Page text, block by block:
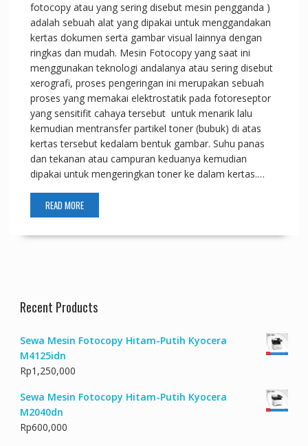
fotocopy atau yang sering disebut mesin pengganda )
adalah sebuah alat yang dipakai untuk menggandakan
kertas dokumen serta gambar visual lainnya dengan
ringkas dan mudah. Mesin Fotocopy yang saat ini
menggunakan teknologi andalanya atau sering disebut
xerografi, proses pengeringan ini merupakan sebuah
proses yang memakai elektrostatik pada fotoreseptor
yang sensitifit cahaya tersebut untuk menarik lalu
kemudian mentransfer partikel toner (bubuk) di atas
kertas tersebut kedalam bentuk gambar. Suhu panas
dan tekanan atau campuran keduanya kemudian
dipakai untuk mengeringkan toner ke dalam kertas.…
READ MORE
Recent Products
Sewa Mesin Fotocopy Hitam-Putih Kyocera
M4125idn
Rp1,250,000
Sewa Mesin Fotocopy Hitam-Putih Kyocera
M2040dn
Rp600,000